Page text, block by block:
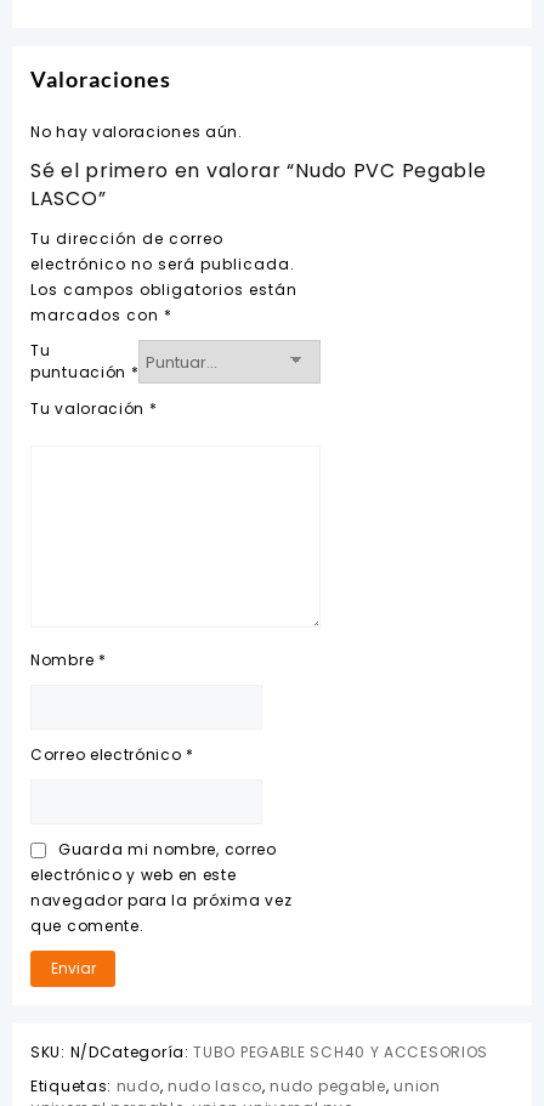
Valoraciones
No hay valoraciones aún.
Sé el primero en valorar “Nudo PVC Pegable
LASCO”
Tu dirección de correo
electrónico no será publicada.
Los campos obligatorios están
marcados con *
Tu
puntuación *
Tu valoración *
Nombre *
Correo electrónico *
Guarda mi nombre, correo
electrónico y web en este
navegador para la próxima vez
que comente.
SKU: N/DCategoría:TUBO PEGABLE SCH40 Y ACCESORIOS
Etiquetas: nudo, nudo lasco, nudo pegable, union